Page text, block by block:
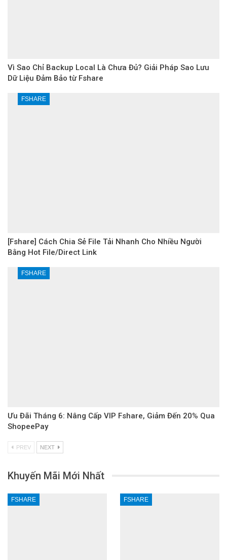
Vì Sao Chỉ Backup Local Là Chưa Đủ? Giải Pháp Sao Lưu
Dữ Liệu Đảm Bảo từ Fshare
FSHARE
[Fshare] Cách Chia Sẻ File Tải Nhanh Cho Nhiều Người
Bằng Hot File/Direct Link
FSHARE
Ưu Đãi Tháng 6: Nâng Cấp VIP Fshare, Giảm Đến 20% Qua
ShopeePay
PREV NEXT
Khuyến Mãi Mới Nhất
FSHARE FSHARE